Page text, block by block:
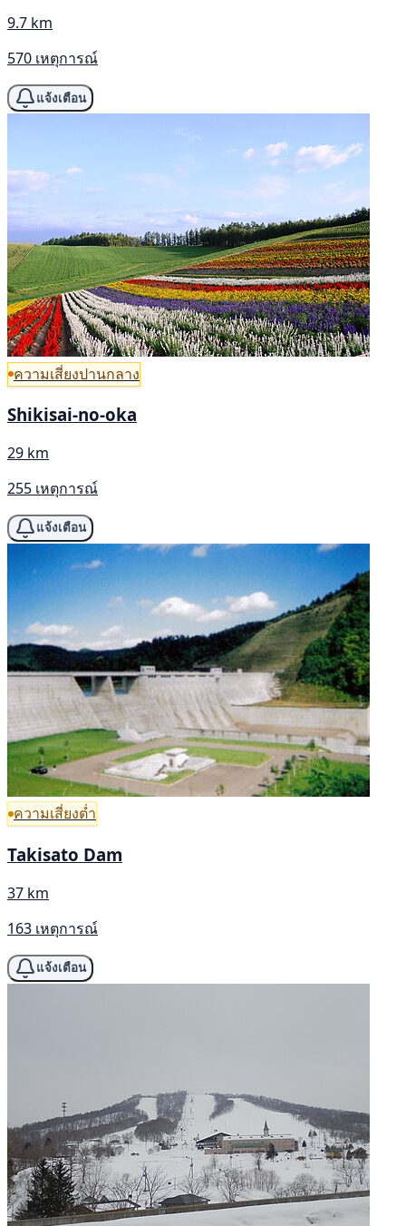
9.7 km
570 เหตุการณ์
แจ้งเตือน
ความเสี่ยงปานกลาง
Shikisai-no-oka
29 km
255 เหตุการณ์
แจ้งเตือน
ความเสี่ยงต่ำ
Takisato Dam
37 km
163 เหตุการณ์
แจ้งเตือน